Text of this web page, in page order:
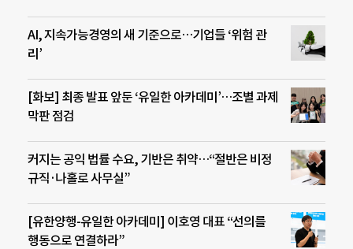
AI, 지속가능경영의 새 기준으로…기업들 ‘위험 관
리’
[화보] 최종 발표 앞둔 ‘유일한 아카데미’…조별 과제
막판 점검
커지는 공익 법률 수요, 기반은 취약…“절반은 비정
규직·나홀로 사무실”
[유한양행-유일한 아카데미] 이호영 대표 “선의를
행동으로 연결하라”